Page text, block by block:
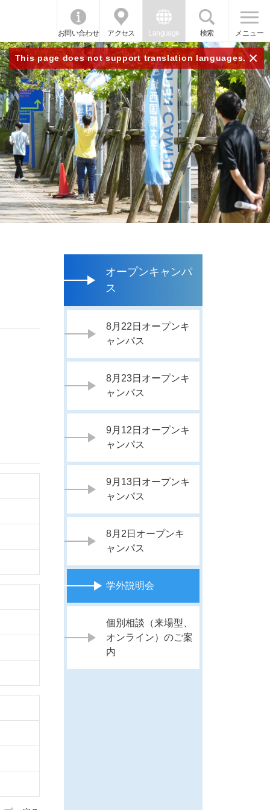
お問い合わせ アクセス Language 検索 メニュー
This page does not support translation languages. ×
オープンキャンパ
ス
8月22日オープンキ
ャンパス
8月23日オープンキ
ャンパス
9月12日オープンキ
ャンパス
9月13日オープンキ
ャンパス
8月2日オープンキ
ャンパス
学外説明会
個別相談（来場型、
オンライン）のご案
内